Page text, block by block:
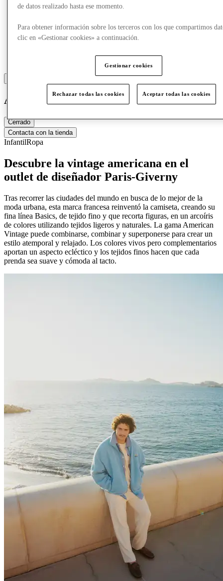
American Vintage
Cerrado
Contacta con la tienda
InfantilRopa
Descubre la vintage americana en el
outlet de diseñador Paris-Giverny
Tras recorrer las ciudades del mundo en busca de lo mejor de la
moda urbana, esta marca francesa reinventó la camiseta, creando su
fina línea Basics, de tejido fino y que recorta figuras, en un arcoíris
de colores utilizando tejidos ligeros y naturales. La gama American
Vintage puede combinarse, combinar y superponerse para crear un
estilo atemporal y relajado. Los colores vivos pero complementarios
aportan un aspecto ecléctico y los tejidos finos hacen que cada
prenda sea suave y cómoda al tacto.
de datos realizado hasta ese momento.
Para obtener información sobre los terceros con los que compartimos
clic en «Gestionar cookies» a continuación.
Gestionar cookies
Rechazar todas las cookies Aceptar todas las cookies